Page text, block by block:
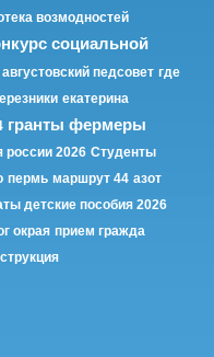
возмодностей
социальной
августовский педсовет где
екатерина
гранты фермеры
2026 Студенты
пермь маршрут 44 азот
детские пособия 2026
окрая прием гражда